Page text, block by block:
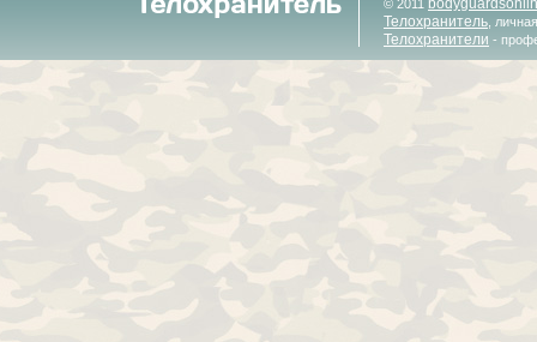
© 2011
Телохранитель ,
Телохранители -